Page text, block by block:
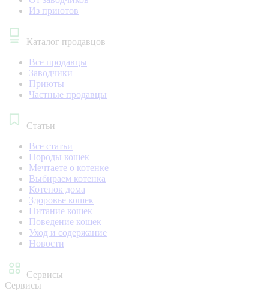
Из приютов
Каталог продавцов
Все продавцы
Заводчики
Приюты
Частные продавцы
Статьи
Все статьи
Породы кошек
Мечтаете о котенке
Выбираем котенка
Котенок дома
Здоровье кошек
Питание кошек
Поведение кошек
Уход и содержание
Новости
Сервисы
Сервисы